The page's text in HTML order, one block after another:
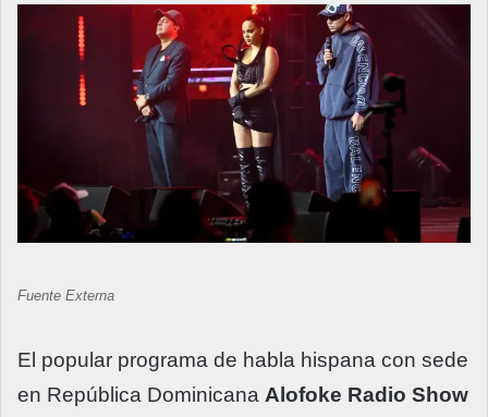
Fuente Externa
El popular programa de habla hispana con sede
en República Dominicana Alofoke Radio Show